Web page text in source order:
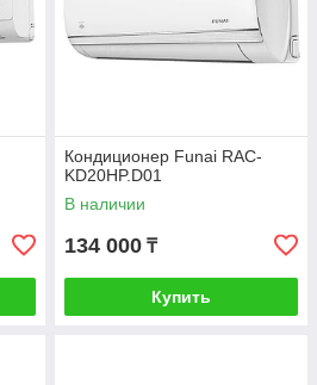
Кондиционер Funai RAC-
KD20HP.D01
В наличии
134 000 ₸
Купить